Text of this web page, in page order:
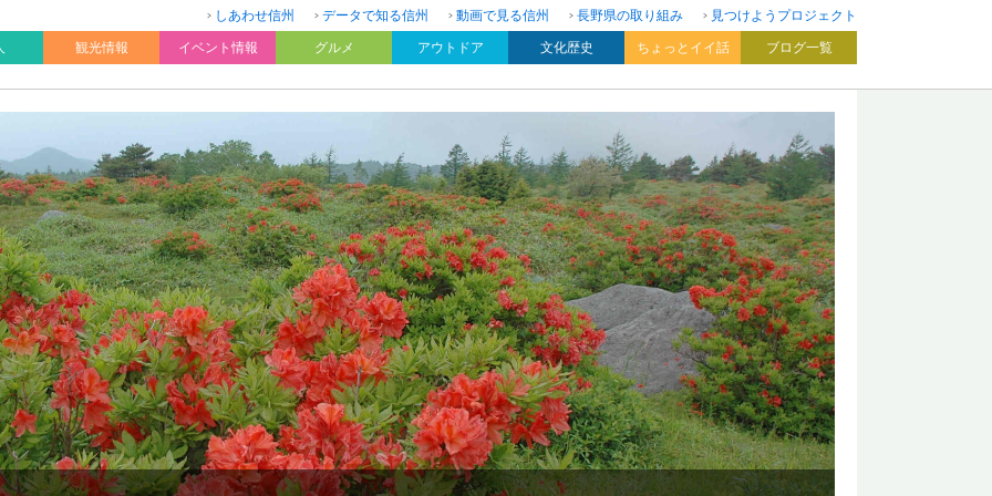
しあわせ信州 データで知る信州 動画で見る信州 長野県の取り組み
見つけようプロジェクト
観光情報 イベント情報 グルメ アウトドア 文化歴史 ちょっとイイ話 ブログ一覧